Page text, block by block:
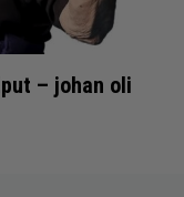
– johan oli